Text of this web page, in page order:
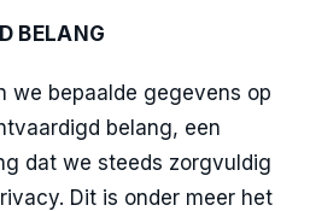
BELANG
we bepaalde gegevens op
belang, een
dat we steeds zorgvuldig
Dit is onder meer het